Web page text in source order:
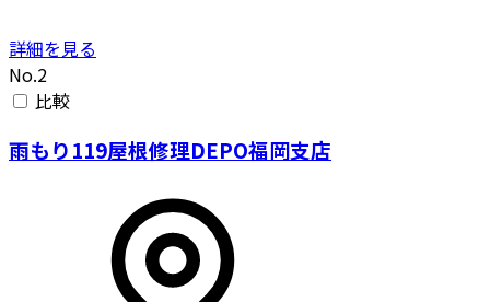
詳細を見る
No.2
比較
雨もり119屋根修理DEPO福岡支店